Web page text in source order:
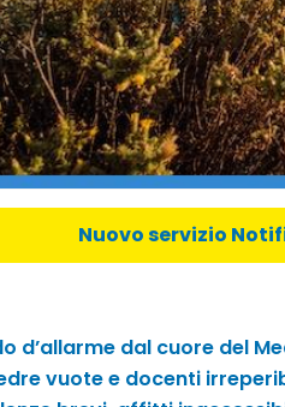
Nuovo servizio
d’allarme dal cuore del
vuote e docenti